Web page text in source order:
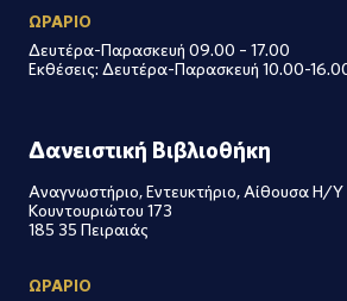
ΩΡΑΡΙΟ
Δευτέρα-Παρασκευή 09.00 – 17.00
Εκθέσεις: Δευτέρα-Παρασκευή 10.00-
Δανειστική Βιβλιοθήκη
Αναγνωστήριο, Εντευκτήριο, Αίθουσα Η/Υ
Κουντουριώτου 173
185 35 Πειραιάς
ΩΡΑΡΙΟ